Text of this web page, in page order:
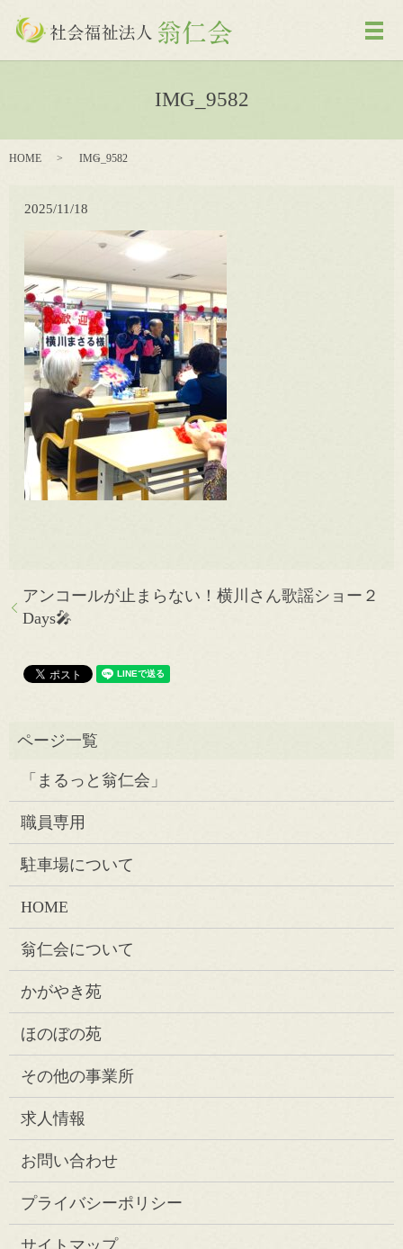
メ
IMG_9582
HOME IMG_9582
2025/11/18
アンコールが止まらない！横川さん歌謡ショー２
Days🎤
「まるっと翁仁会」
職員専用
駐車場について
HOME
翁仁会について
かがやき苑
ほのぼの苑
その他の事業所
求人情報
お問い合わせ
プライバシーポリシー